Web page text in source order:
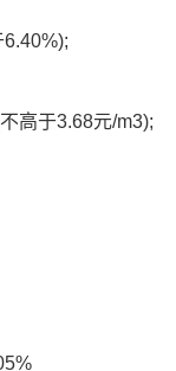
高于3.68元/m3);